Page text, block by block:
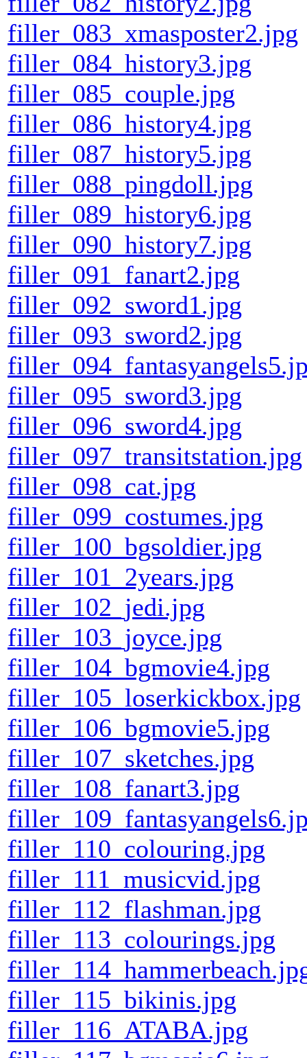
filler_083_xmasposter2.jpg
filler_084_history3.jpg
filler_085_couple.jpg
filler_086_history4.jpg
filler_087_history5.jpg
filler_088_pingdoll.jpg
filler_089_history6.jpg
filler_090_history7.jpg
filler_091_fanart2.jpg
filler_092_sword1.jpg
filler_093_sword2.jpg
filler_095_sword3.jpg
filler_096_sword4.jpg
filler_097_transitstation.jpg
filler_098_cat.jpg
filler_099_costumes.jpg
filler_100_bgsoldier.jpg
filler_101_2years.jpg
filler_102_jedi.jpg
filler_103_joyce.jpg
filler_104_bgmovie4.jpg
filler_105_loserkickbox.jpg
filler_106_bgmovie5.jpg
filler_107_sketches.jpg
filler_108_fanart3.jpg
filler_110_colouring.jpg
filler_111_musicvid.jpg
filler_112_flashman.jpg
filler_113_colourings.jpg
filler_115_bikinis.jpg
filler_116_ATABA.jpg